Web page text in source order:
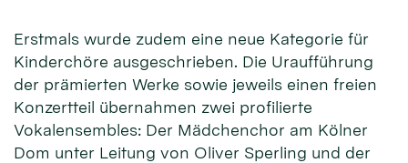
Erstmals wurde zudem eine neue Kategorie für
Kinderchöre ausgeschrieben. Die Uraufführung
der prämierten Werke sowie jeweils einen freien
Konzertteil übernahmen zwei profilierte
Vokalensembles: Der Mädchenchor am Kölner
Dom unter Leitung von Oliver Sperling und der